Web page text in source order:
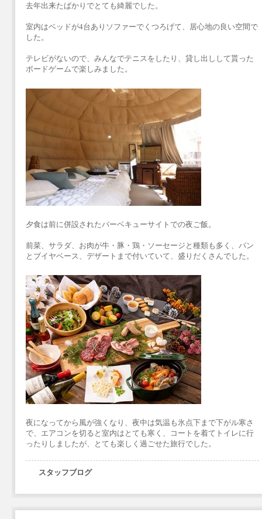
去年出来たばかりでとても綺麗でした。
室内はベッドが4台ありソファーでくつろげて、居心地の良い空間で
した。
テレビがないので、みんなでテニスをしたり、貸し出しして貰った
ボードゲームで楽しみました。
夕食は前に併設されたバーベキューサイトでの夜ご飯。
前菜、サラダ、お肉が牛・豚・鶏・ソーセージと種類も多く、パン
とブイヤベース、デザートまで付いていて、盛りだくさんでした。
夜になってから風が強くなり、夜中は気温も氷点下まで下がル寒さ
で、エアコンを切ると室内はとても寒く、コートを着てトイレに行
ったりしましたが、とても楽しく過ごせた旅行でした。
スタッフブログ